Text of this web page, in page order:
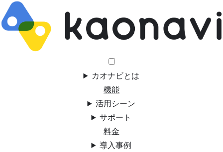
カオナビとは
機能
活用シーン
サポート
料金
導入事例